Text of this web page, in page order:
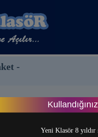
Yeni Klasör 8
-